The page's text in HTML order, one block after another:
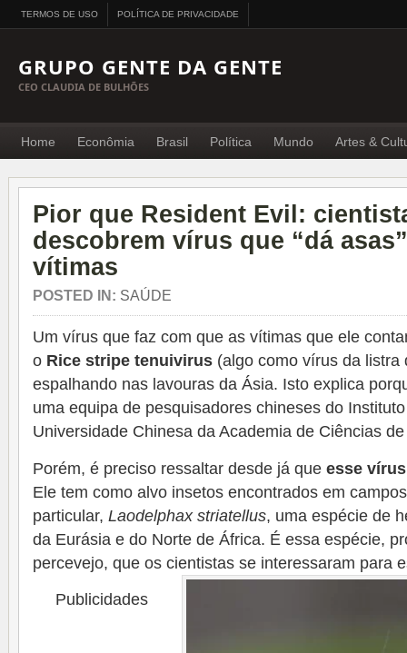
TERMOS DE USO POLÍTICA DE PRIVACIDADE
GRUPO GENTE DA GENTE
CEO CLAUDIA DE BULHÕES
Home Econômia Brasil Política Mundo Artes &
Pior que Resident Evil:
descobrem vírus que “dá
vítimas
POSTED IN: SAÚDE
Um vírus que faz com que as vítimas que ele
o Rice stripe tenuivirus (algo como vírus da listra
espalhando nas lavouras da Ásia. Isto explica
uma equipa de pesquisadores chineses do
Universidade Chinesa da Academia de Ciências
Porém, é preciso ressaltar desde já que esse
Ele tem como alvo insetos encontrados em
particular, Laodelphax striatellus, uma espécie de
da Eurásia e do Norte de África. É essa espécie,
percevejo, que os cientistas se interessaram para
Publicidades